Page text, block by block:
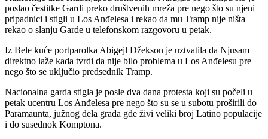
poslao čestitke Gardi preko društvenih mreža pre nego što su njeni
pripadnici i stigli u Los Anđelesa i rekao da mu Tramp nije ništa
rekao o slanju Garde u telefonskom razgovoru u petak.
Iz Bele kuće portparolka Abigejl Džekson je uztvatila da Njusam
direktno laže kada tvrdi da nije bilo problema u Los Anđelesu pre
nego što se uključio predsednik Tramp.
Nacionalna garda stigla je posle dva dana protesta koji su počeli u
petak ucentru Los Anđelesa pre nego što su se u subotu proširili do
Paramaunta, južnog dela grada gde živi veliki broj Latino populacije
i do susednok Komptona.